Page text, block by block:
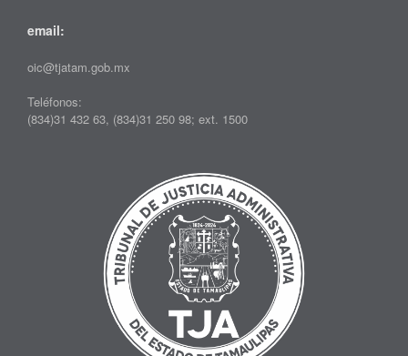
email:
oic@tjatam.gob.mx
Teléfonos:
(834)31 432 63, (834)31 250 98; ext. 1500